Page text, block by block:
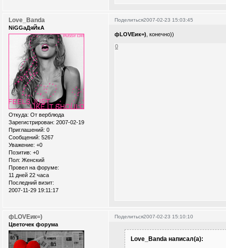
Поделиться2007-02-23 15:03:45
Love_Banda
NiGGaДяЙкА
Откуда: От верблюда
Зарегистрирован: 2007-02-19
Приглашений: 0
Сообщений: 5267
Уважение: +0
Позитив: +0
Пол: Женский
Провел на форуме:
11 дней 22 часа
Последний визит:
2007-11-29 19:11:17
фLOVEик=) , конечно))
0
Поделиться2007-02-23 15:10:10
фLOVEик=)
Цветочек форума
Love_Banda написал(а):